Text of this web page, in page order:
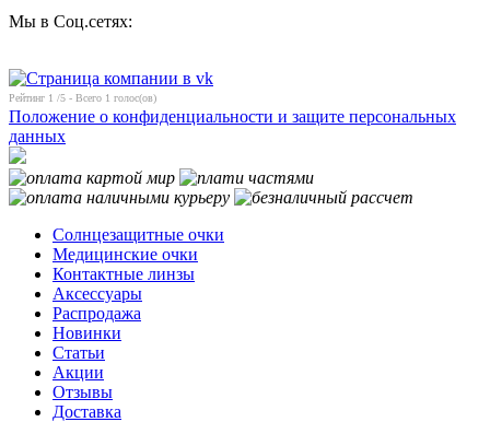
Мы в Соц.сетях:
Рейтинг 1 /5 - Всего 1 голос(ов)
Положение о конфиденциальности и защите персональных
данных
Солнцезащитные очки
Медицинские очки
Контактные линзы
Аксессуары
Распродажа
Новинки
Статьи
Акции
Отзывы
Доставка